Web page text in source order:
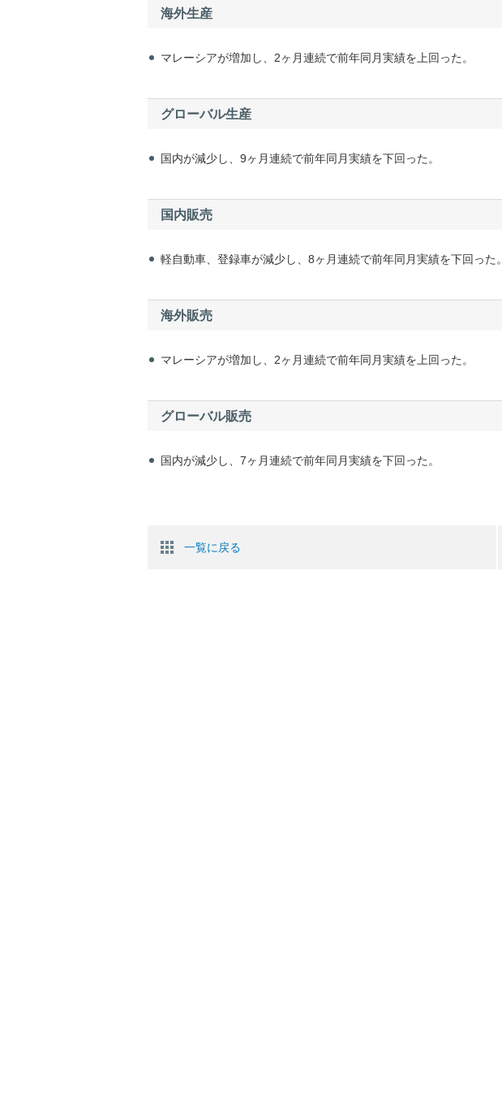
海外生産
マレーシアが増加し、2ヶ月連続で前年同月実績を上回った。
グローバル生産
国内が減少し、9ヶ月連続で前年同月実績を下回った。
国内販売
軽自動車、登録車が減少し、8ヶ月連続で前年同月実績を下回った。
海外販売
マレーシアが増加し、2ヶ月連続で前年同月実績を上回った。
グローバル販売
国内が減少し、7ヶ月連続で前年同月実績を下回った。
一覧に戻る